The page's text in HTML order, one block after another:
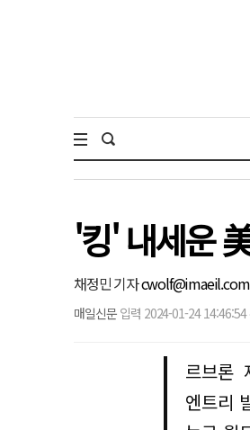
'킹' 내세운
채정민 기자cwolf@imaeil.com
매일신문 입력 2024-01-24
르브론
엔트리